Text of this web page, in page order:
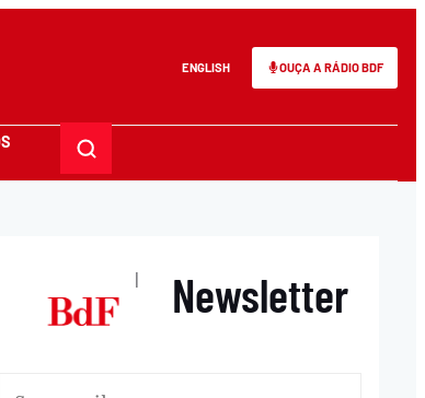
ENGLISH OUÇA A RÁDIO BDF
| Newsletter